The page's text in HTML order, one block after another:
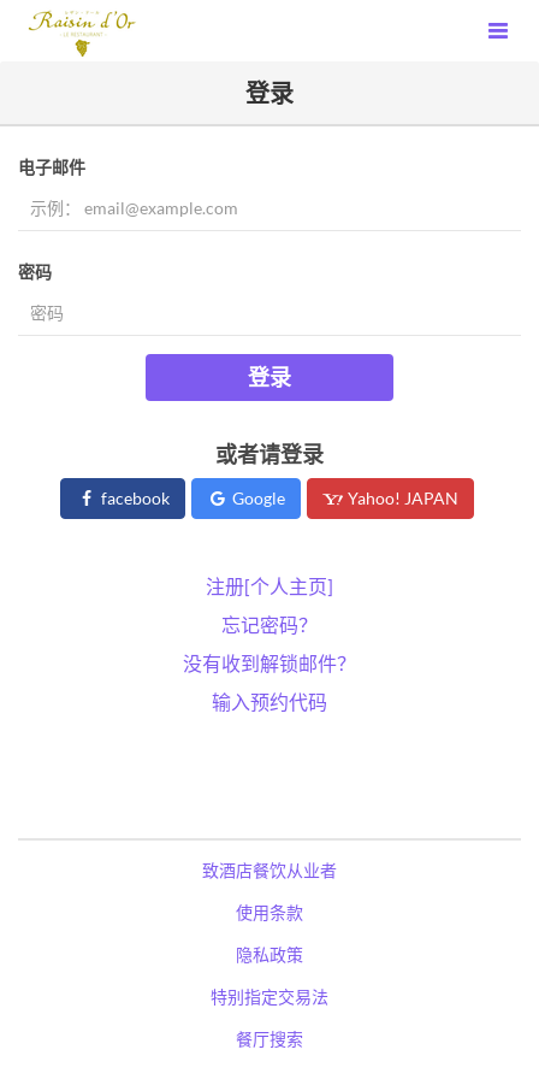
登录
电子邮件
密码
登录
或者请登录
facebook Google Yahoo! JAPAN
注册[个人主页]
忘记密码？
没有收到解锁邮件？
输入预约代码
致酒店餐饮从业者
使用条款
隐私政策
特别指定交易法
餐厅搜索